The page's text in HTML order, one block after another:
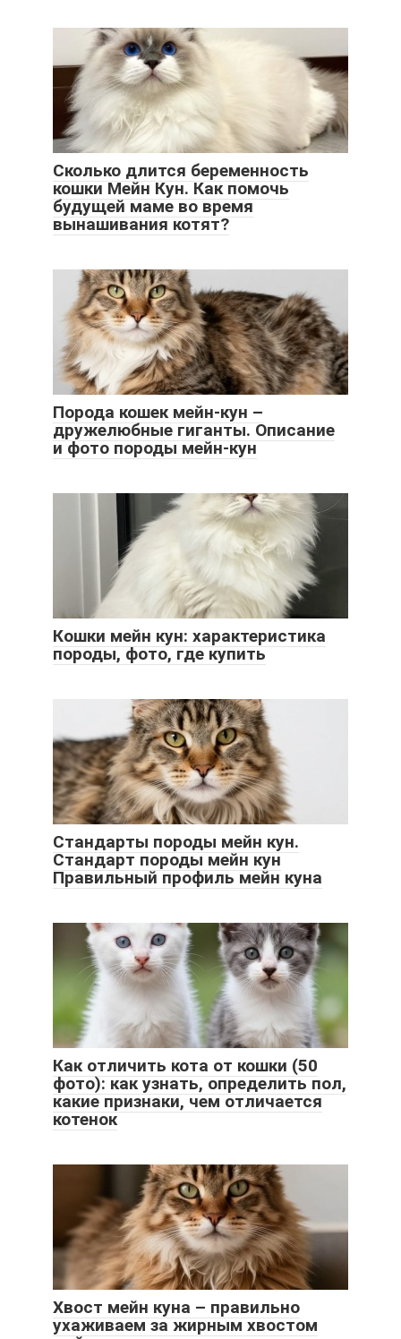
Сколько длится беременность
кошки Мейн Кун. Как помочь
будущей маме во время
вынашивания котят?
Порода кошек мейн-кун –
дружелюбные гиганты. Описание
и фото породы мейн-кун
Кошки мейн кун: характеристика
породы, фото, где купить
Стандарты породы мейн кун.
Стандарт породы мейн кун
Правильный профиль мейн куна
Как отличить кота от кошки (50
фото): как узнать, определить пол,
какие признаки, чем отличается
котенок
Хвост мейн куна – правильно
ухаживаем за жирным хвостом